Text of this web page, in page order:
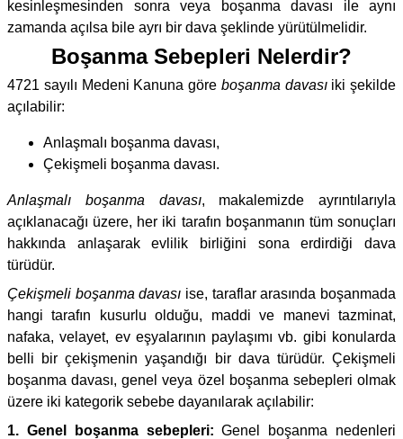
kesinleşmesinden sonra veya boşanma davası ile aynı
zamanda açılsa bile ayrı bir dava şeklinde yürütülmelidir.
Boşanma Sebepleri Nelerdir?
4721 sayılı Medeni Kanuna göre boşanma davasıiki şekilde
açılabilir:
Anlaşmalı boşanma davası,
Çekişmeli boşanma davası.
Anlaşmalı boşanma davası, makalemizde ayrıntılarıyla
açıklanacağı üzere, her iki tarafın boşanmanın tüm sonuçları
hakkında anlaşarak evlilik birliğini sona erdirdiği dava
türüdür.
Çekişmeli boşanma davası ise, taraflar arasında boşanmada
hangi tarafın kusurlu olduğu, maddi ve manevi tazminat,
nafaka, velayet, ev eşyalarının paylaşımı vb. gibi konularda
belli bir çekişmenin yaşandığı bir dava türüdür. Çekişmeli
boşanma davası, genel veya özel boşanma sebepleri olmak
üzere iki kategorik sebebe dayanılarak açılabilir:
1. Genel boşanma sebepleri: Genel boşanma nedenleri